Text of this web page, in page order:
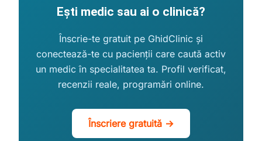
Ești medic sau ai o clinică?
Înscrie-te gratuit pe GhidClinic și
conectează-te cu pacienții care caută activ
un medic în specialitatea ta. Profil verificat,
recenzii reale, programări online.
Înscriere gratuită →